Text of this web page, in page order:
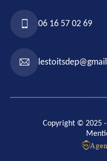
06 16 57 02 69
Copyright © 2025